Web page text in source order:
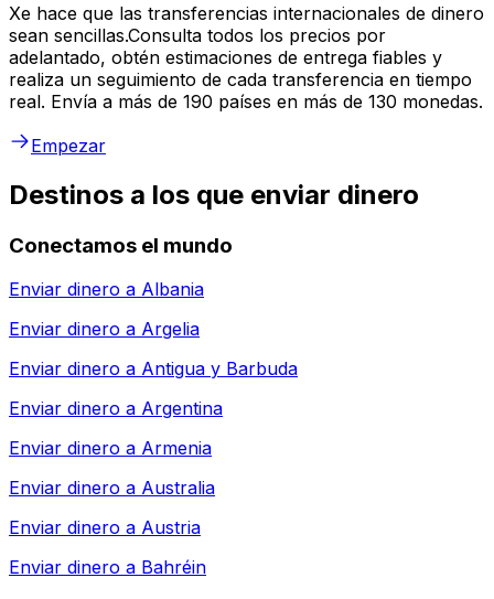
Xe hace que las transferencias internacionales de dinero
sean sencillas.Consulta todos los precios por
adelantado, obtén estimaciones de entrega fiables y
realiza un seguimiento de cada transferencia en tiempo
real. Envía a más de 190 países en más de 130 monedas.
Empezar
Destinos a los que enviar dinero
Conectamos el mundo
Enviar dinero a Albania
Enviar dinero a Argelia
Enviar dinero a Antigua y Barbuda
Enviar dinero a Argentina
Enviar dinero a Armenia
Enviar dinero a Australia
Enviar dinero a Austria
Enviar dinero a Bahréin